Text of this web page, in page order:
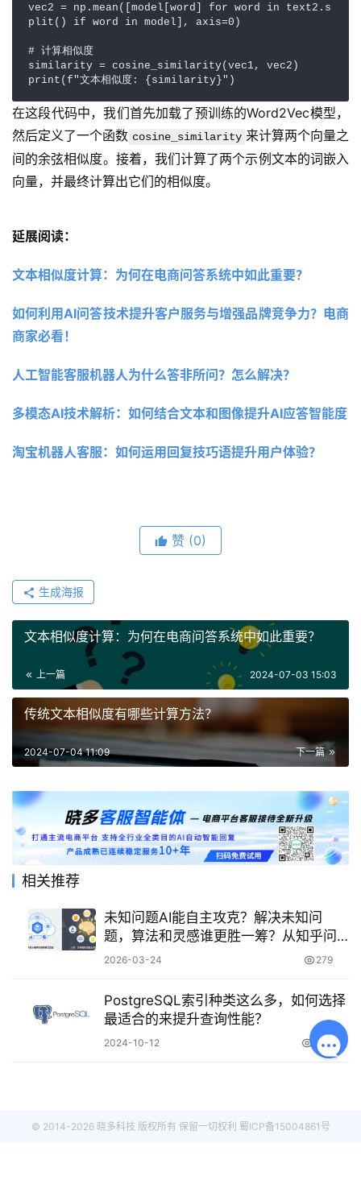
vec2 = np.mean([model[word] for word in text2.s
plit() if word in model], axis=0)
# 计算相似度
similarity = cosine_similarity(vec1, vec2)
print(f"文本相似度: {similarity}")
在这段代码中，我们首先加载了预训练的Word2Vec模型，
然后定义了一个函数 cosine_similarity 来计算两个向量之
间的余弦相似度。接着，我们计算了两个示例文本的词嵌入
向量，并最终计算出它们的相似度。
延展阅读：
文本相似度计算：为何在电商问答系统中如此重要？
如何利用AI问答技术提升客户服务与增强品牌竞争力？电商
商家必看！
人工智能客服机器人为什么答非所问？怎么解决？
多模态AI技术解析：如何结合文本和图像提升AI应答智能度
淘宝机器人客服：如何运用回复技巧语提升用户体验？
赞 (0)
生成海报
文本相似度计算：为何在电商问答系统中如此重要？
上一篇 2024-07-03 15:03
传统文本相似度有哪些计算方法？
下一篇
2024-07-04 11:09
相关推荐
未知问题AI能自主攻克？解决未知问
题，算法和灵感谁更胜一筹？从知乎问
答到元问题追问，拆解AI联想机制与人
2026-03-24 279
PostgreSQL索引种类这么多，如何选择
最适合的来提升查询性能？
2024-10-12 1.4K
© 2014-2026 晓多科技 版权所有 保留一切权利 蜀ICP备15004861号